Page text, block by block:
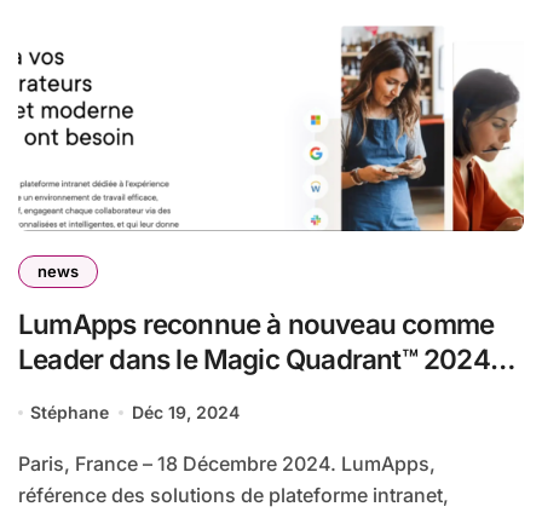
news
LumApps reconnue à nouveau comme
Leader dans le Magic Quadrant™ 2024
Solutions
Stéphane Déc 19, 2024
Paris, France – 18 Décembre 2024. LumApps,
référence des solutions de plateforme intranet,